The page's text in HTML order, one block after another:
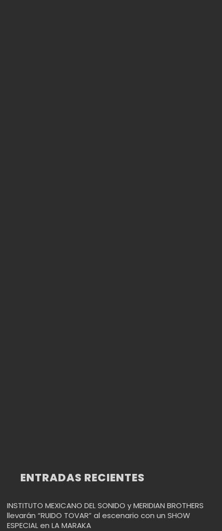
ENTRADAS RECIENTES
INSTITUTO MEXICANO DEL SONIDO y MERIDIAN BROTHERS
llevarán “RUIDO TOVAR” al escenario con un SHOW
ESPECIAL en LA MARAKA